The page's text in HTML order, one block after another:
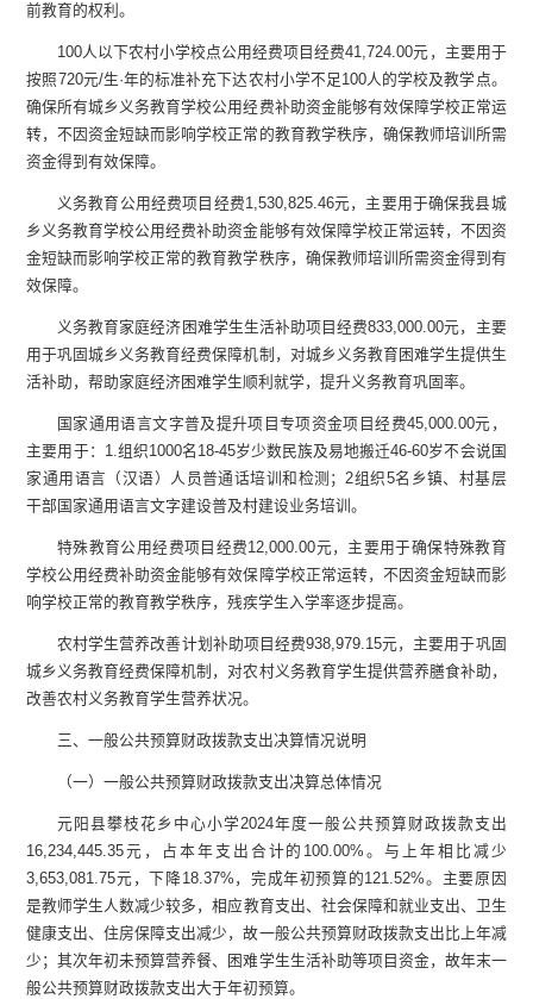
前教育的权利。
100人以下农村小学校点公用经费项目经费41,724.00元，主要用于
按照720元/生·年的标准补充下达农村小学不足100人的学校及教学点。
确保所有城乡义务教育学校公用经费补助资金能够有效保障学校正常运
转，不因资金短缺而影响学校正常的教育教学秩序，确保教师培训所需
资金得到有效保障。
义务教育公用经费项目经费1,530,825.46元，主要用于确保我县城
乡义务教育学校公用经费补助资金能够有效保障学校正常运转，不因资
金短缺而影响学校正常的教育教学秩序，确保教师培训所需资金得到有
效保障。
义务教育家庭经济困难学生生活补助项目经费833,000.00元，主要
用于巩固城乡义务教育经费保障机制，对城乡义务教育困难学生提供生
活补助，帮助家庭经济困难学生顺利就学，提升义务教育巩固率。
国家通用语言文字普及提升项目专项资金项目经费45,000.00元，
主要用于： 1.组织1000名 18-45岁少数民族及易地搬迁46-60岁不会说国
家通用语言（汉语）人员普通话培训和检测；2组织5名乡镇、村基层
干部国家通用语言文字建设普及村建设业务培训。
特殊教育公用经费项目经费12,000.00元，主要用于确保特殊教育
学校公用经费补助资金能够有效保障学校正常运转，不因资金短缺而影
响学校正常的教育教学秩序，残疾学生入学率逐步提高。
农村学生营养改善计划补助项目经费938,979.15元，主要用于巩固
城乡义务教育经费保障机制，对农村义务教育学生提供营养膳食补助，
改善农村义务教育学生营养状况。
三、一般公共预算财政拨款支出决算情况说明
（一）一般公共预算财政拨款支出决算总体情况
元阳县攀枝花乡中心小学2024年度一般公共预算财政拨款支出
16,234,445.35元， 占本年支出合计的 100.00% 。与上年相比 减 少
3,653,081.75元，下降18.37% ，完成年初预算的121.52%。 主要原因
是教师学生人数减少较多，相应教育支出、社会保障和就业支出、卫生
健康支出、住房保障支出减少，故一般公共预算财政拨款支出 比上年减
少；其次年初未预算营养餐、困难学生生活补助等项目资金，故年末一
般公共预算财政拨款支出大于年初预算。